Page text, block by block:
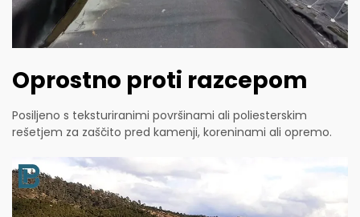
Oprostno proti razcepom
Posiljeno s teksturiranimi površinami ali poliesterskim
rešetjem za zaščito pred kamenji, koreninami ali opremo.